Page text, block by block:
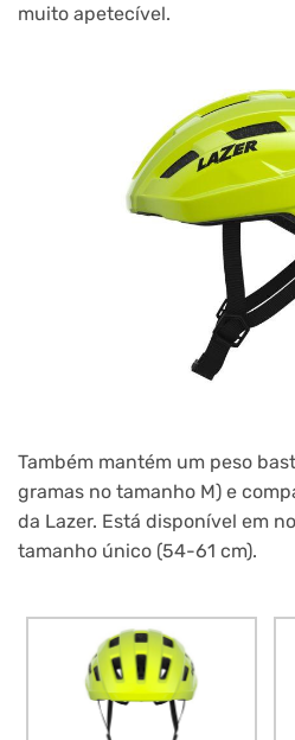
muito apetecível.
Também mantém um peso
gramas no tamanho M) e
da Lazer. Está disponível em
tamanho único (54-61 cm).